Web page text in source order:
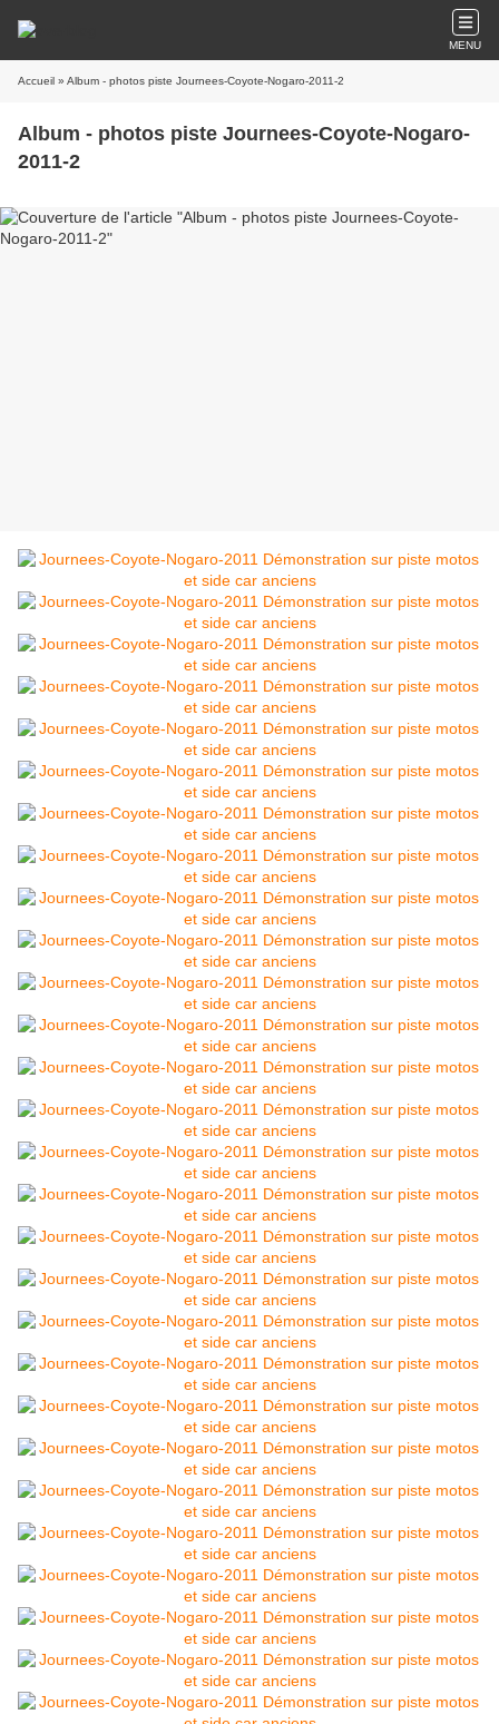
MENU
Accueil » Album - photos piste Journees-Coyote-Nogaro-2011-2
Album - photos piste Journees-Coyote-Nogaro-
2011-2